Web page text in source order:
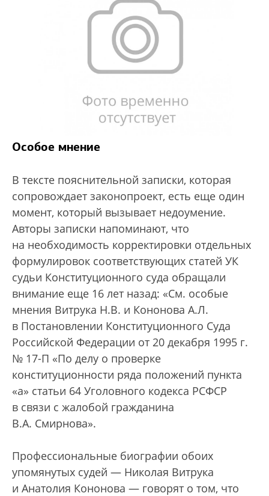
Особое мнение
В тексте пояснительной записки, которая
сопровождает законопроект, есть еще один
момент, который вызывает недоумение.
Авторы записки напоминают, что
на необходимость корректировки отдельных
формулировок соответствующих статей УК
судьи Конституционного суда обращали
внимание еще 16 лет назад: «См. особые
мнения Витрука Н.В. и Кононова А.Л.
в Постановлении Конституционного Суда
Российской Федерации от 20 декабря 1995 г.
№ 17-П «По делу о проверке
конституционности ряда положений пункта
«а» статьи 64 Уголовного кодекса РСФСР
в связи с жалобой гражданина
В.А. Смирнова».
Профессиональные биографии обоих
упомянутых судей — Николая Витрука
и Анатолия Кононова — говорят о том, что